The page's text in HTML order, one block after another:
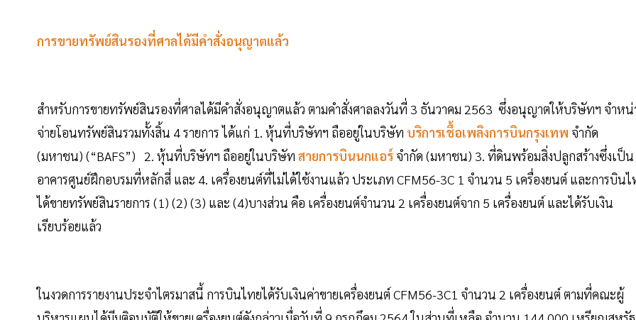
การขายทรัพย์สินรองที่ศาลได้มีคำสั่งอนุญาตแล้ว
สำหรับการขายทรัพย์สินรองที่ศาลได้มีคำสั่งอนุญาตแล้ว ตามคำสั่งศาลลงวันที่ 3 ธันวาคม 2563 ซึ่งอนุญาตให้บริษัทฯ จำหน่
จ่ายโอนทรัพย์สินรวมทั้งสิ้น 4 รายการ ได้แก่ 1. หุ้นที่บริษัทฯ ถืออยู่ในบริษัท บริการเชื้อเพลิงการบินกรุงเทพ จำกัด
(มหาชน) (“BAFS”) 2. หุ้นที่บริษัทฯ ถืออยู่ในบริษัท สายการบินนกแอร์ จำกัด (มหาชน) 3. ที่ดินพร้อมสิ่งปลูกสร้างซึ่งเป็น
อาคารศูนย์ฝึกอบรมที่หลักสี่ และ 4. เครื่องยนต์ที่ไม่ได้ใช้งานแล้ว ประเภท CFM56-3C 1 จำนวน 5 เครื่องยนต์ และการบิน
ได้ขายทรัพย์สินรายการ (1) (2) (3) และ (4)บางส่วน คือ เครื่องยนต์จำนวน 2 เครื่องยนต์จาก 5 เครื่องยนต์ และได้รับเงิน
เรียบร้อยแล้ว
ในงวดการรายงานประจำไตรมาสนี้ การบินไทยได้รับเงินค่าขายเครื่องยนต์ CFM56-3C1 จำนวน 2 เครื่องยนต์ ตามที่คณะผู้